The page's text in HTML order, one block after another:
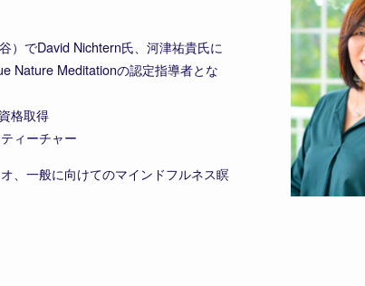
）でDavid Nichtern氏、河津祐貴氏に
Nature Meditationの認定指導者とな
格取得
ィーチャー
、一般に向けてのマインドフルネス瞑